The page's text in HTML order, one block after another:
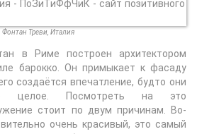
Фонтан Треви, Италия
в Риме построен архитектором
барокко. Он примыкает к фасаду
создаётся впечатление, будто они
целое. Посмотреть на это
стоит по двум причинам. Во-
очень красивый, это самый